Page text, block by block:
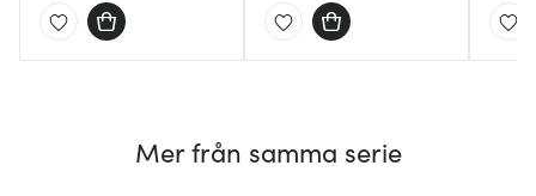
Mer från samma serie